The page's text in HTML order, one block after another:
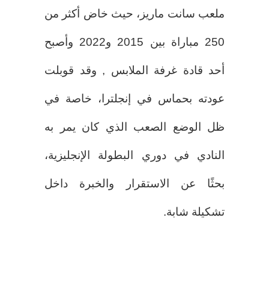
ملعب سانت ماريز، حيث خاض أكثر من
250 مباراة بين 2015 و2022 وأصبح
أحد قادة غرفة الملابس , وقد قوبلت
عودته بحماس في إنجلترا، خاصة في
ظل الوضع الصعب الذي كان يمر به
النادي في دوري البطولة الإنجليزية،
بحثًا عن الاستقرار والخبرة داخل
تشكيلة شابة.